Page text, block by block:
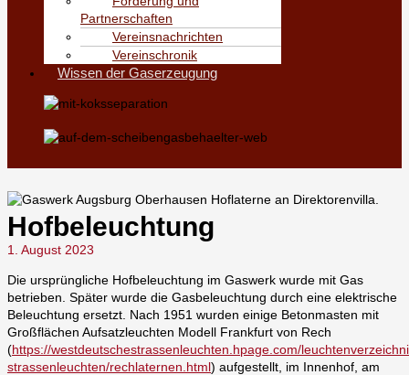
Partnerschaften
Vereinsnachrichten
Vereinschronik
Wissen der Gaserzeugung
Hofbeleuchtung
1. August 2023
Die ursprüngliche Hofbeleuchtung im Gaswerk wurde mit Gas
betrieben. Später wurde die Gasbeleuchtung durch eine elektrische
Beleuchtung ersetzt. Nach 1951 wurden einige Betonmasten mit
Großflächen Aufsatzleuchten Modell Frankfurt von Rech
(https://westdeutschestrassenleuchten.hpage.com/
strassenleuchten/rechlaternen.html) aufgestellt, im Innenhof, am